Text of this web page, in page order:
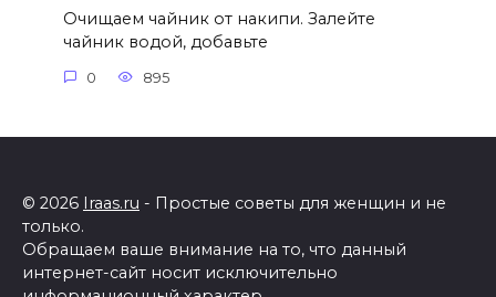
Очищаем чайник от накипи. Залейте
чайник водой, добавьте
0 895
© 2026 Iraas.ru - Простые советы для женщин и не
только.
Обращаем ваше внимание на то, что данный
интернет-сайт носит исключительно